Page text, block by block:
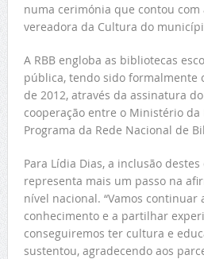
numa cerimónia que contou com
vereadora da Cultura do
A RBB engloba as bibliotecas
pública, tendo sido formalmente
de 2012, através da assinatura
cooperação entre o Ministério da
Programa da Rede Nacional de
Para Lídia Dias, a inclusão
representa mais um passo na
nível nacional. “Vamos
conhecimento e a partilhar
conseguiremos ter cultura e
sustentou, agradecendo aos